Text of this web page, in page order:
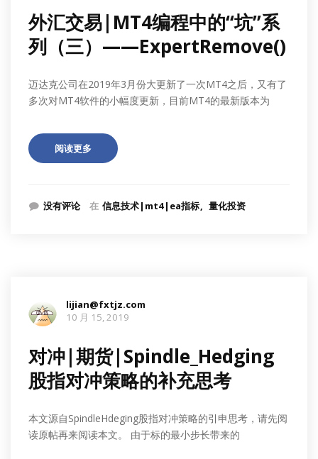
外汇交易|MT4编程中的“坑”系
列（三）——ExpertRemove()
迈达克公司在2019年3月份大更新了一次MT4之后，又有了
多次对MT4软件的小幅度更新，目前MT4的最新版本为
阅读更多
没有评论 在 信息技术|mt4|ea指标 量化投资
lijian@fxtjz.com
10 月 15, 2019
对冲|期货|Spindle_Hedging
股指对冲策略的补充思考
本文源自SpindleHdeging股指对冲策略的引申思考，请先阅
读原帖再来阅读本文。 由于标的最小步长带来的